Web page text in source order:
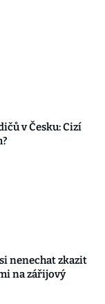
v Česku: Cizí
nenechat zkazit
na zářijový